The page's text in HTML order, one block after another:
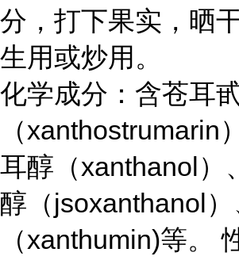
分，打下果实，晒
生用或炒用。
化学成分：含苍耳
（xanthostrumarin
耳醇（xanthanol）
醇（jsoxanthanol
（xanthumin)等。